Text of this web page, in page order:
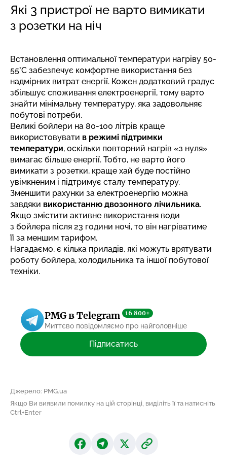
Які 3 пристрої не варто вимикати
з розетки на ніч
Встановлення оптимальної температури нагріву 50-
55°C забезпечує комфортне використання без
надмірних витрат енергії. Кожен додатковий градус
збільшує споживання електроенергії, тому варто
знайти мінімальну температуру, яка задовольняє
побутові потреби.
Великі бойлери на 80-100 літрів краще
використовувати в режимі підтримки
температури, оскільки повторний нагрів «з нуля»
вимагає більше енергії. Тобто, не варто його
вимикати з розетки, краще хай буде постійно
увімкненим і підтримує сталу температуру.
Зменшити рахунки за електроенергію можна
завдяки використанню двозонного лічильника.
Якщо змістити активне використання води
з бойлера після 23 години ночі, то він нагріватиме
її за меншим тарифом.
Нагадаємо, є кілька приладів, які можуть врятувати
роботу бойлера, холодильника та іншої побутової
техніки.
PMG в Telegram 16 800+
Миттєво повідомляємо про найголовніше
Підписатись
Джерело: PMG.ua
Якщо Ви виявили помилку на цій сторінці, виділіть її та натисніть
Ctrl+Enter